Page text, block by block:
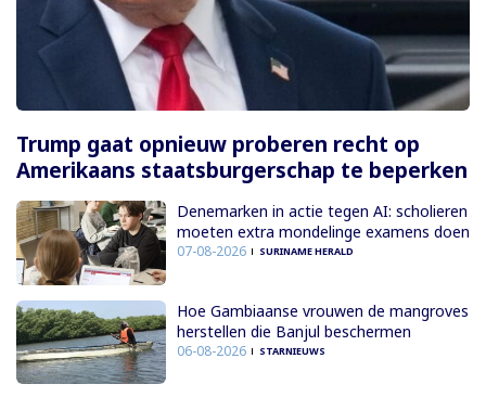
Trump gaat opnieuw proberen recht op
Amerikaans staatsburgerschap te beperken
Denemarken in actie tegen AI: scholieren
moeten extra mondelinge examens doen
07-08-2026 SURINAME HERALD
Hoe Gambiaanse vrouwen de mangroves
herstellen die Banjul beschermen
06-08-2026 STARNIEUWS